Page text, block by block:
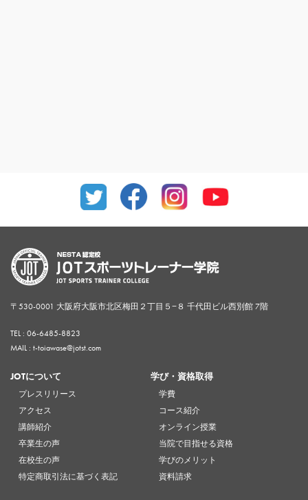
〒530-0001 大阪府大阪市北区梅田２丁目５−８ 千代田ビル西別館 7階
TEL : 06-6485-8823
MAIL : t-toiawase@jotst.com
JOTについて
プレスリリース
アクセス
講師紹介
卒業生の声
在校生の声
特定商取引法に基づく表記
学び・資格取得
学費
コース紹介
オンライン授業
当院で目指せる資格
学びのメリット
資料請求